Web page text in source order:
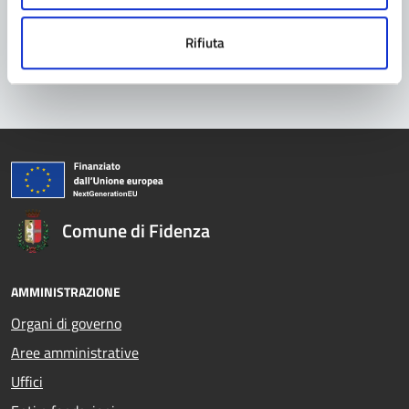
Rifiuta
Problemi in città
Comune di Fidenza
AMMINISTRAZIONE
Organi di governo
Aree amministrative
Uffici